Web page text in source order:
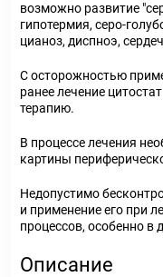
возможно развитие
гипотермия, серо-
цианоз, диспноэ,
С осторожностью
ранее лечение
терапию.
В процессе лечения
картины
Недопустимо
и применение его при
процессов, особенно в
Описание